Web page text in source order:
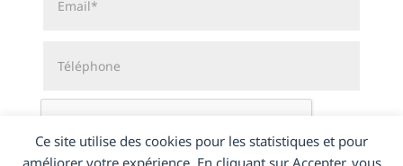
Ce site utilise des cookies pour les statistiques et pour
améliorer votre expérience. En cliquant sur Accepter, vous